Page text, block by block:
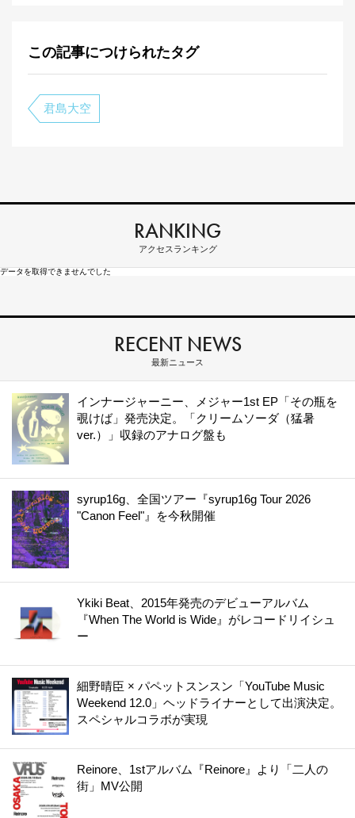
この記事につけられたタグ
君島大空
RANKING
アクセスランキング
データを取得できませんでした
RECENT NEWS
最新ニュース
インナージャーニー、メジャー1st EP「その瓶を
覗けば」発売決定。「クリームソーダ（猛暑
ver.）」収録のアナログ盤も
syrup16g、全国ツアー『syrup16g Tour 2026
"Canon Feel"』を今秋開催
Ykiki Beat、2015年発売のデビューアルバム
『When The World is Wide』がレコードリイシュ
ー
細野晴臣 × パペットスンスン「YouTube Music
Weekend 12.0」ヘッドライナーとして出演決定。
スペシャルコラボが実現
Reinore、1stアルバム『Reinore』より「二人の
街」MV公開